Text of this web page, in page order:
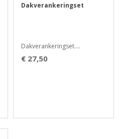
Dakverankeringset
Dakverankeringset....
€ 27,50